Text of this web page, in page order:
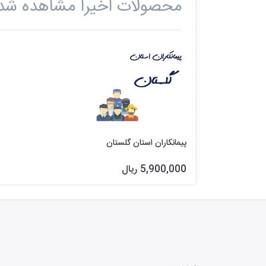
محصولات اخیرا مشاهده
پیمانکاران استان گلستان
5,900,000 ریال